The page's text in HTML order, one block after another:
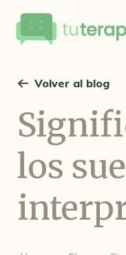
Volver al blog
los